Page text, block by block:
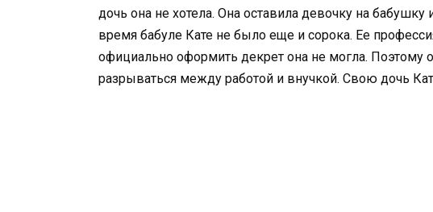
дочь она не хотела. Она оставила девочку на
время бабуле Кате не было еще и сорока. Ее
официально оформить декрет она не могла. Поэтому
разрываться между работой и внучкой. Свою дочь